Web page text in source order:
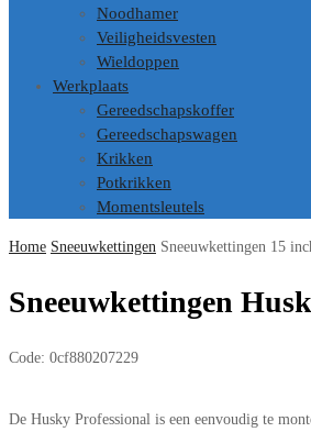
Noodhamer
Veiligheidsvesten
Wieldoppen
Werkplaats
Gereedschapskoffer
Gereedschapswagen
Krikken
Potkrikken
Momentsleutels
Home Sneeuwkettingen Sneeuwkettingen 15
Sneeuwkettingen
Code: 0cf880207229
De Husky Professional is een eenvoudig te